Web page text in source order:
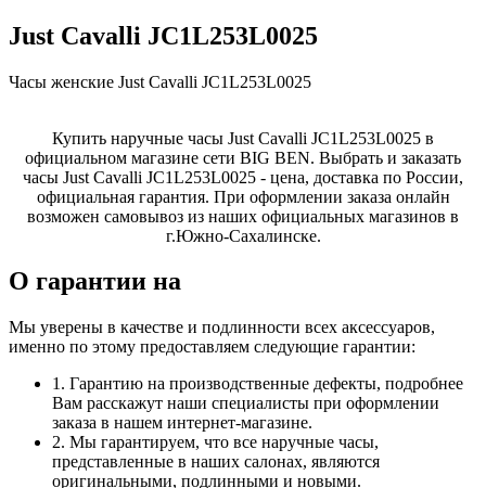
Just Cavalli JC1L253L0025
Часы женские Just Cavalli JC1L253L0025
Купить наручные часы Just Cavalli JC1L253L0025 в
официальном магазине сети BIG BEN. Выбрать и заказать
часы Just Cavalli JC1L253L0025 - цена, доставка по России,
официальная гарантия. При оформлении заказа онлайн
возможен самовывоз из наших официальных магазинов в
г.Южно-Сахалинске.
О гарантии на
Мы уверены в качестве и подлинности всех аксессуаров,
именно по этому предоставляем следующие гарантии:
1. Гарантию на производственные дефекты, подробнее
Вам расскажут наши специалисты при оформлении
заказа в нашем интернет-магазине.
2. Мы гарантируем, что все наручные часы,
представленные в наших салонах, являются
оригинальными, подлинными и новыми.